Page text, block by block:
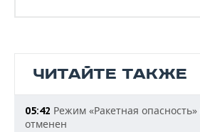
ЧИТАЙТЕ ТАКЖЕ
05:42 Режим «Ракетная
отменен